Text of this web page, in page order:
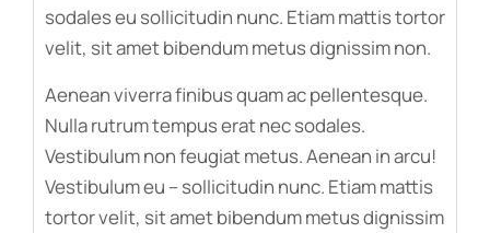
sodales eu sollicitudin nunc. Etiam mattis tortor
velit, sit amet bibendum metus dignissim non.
Aenean viverra finibus quam ac pellentesque.
Nulla rutrum tempus erat nec sodales.
Vestibulum non feugiat metus. Aenean in arcu!
Vestibulum eu – sollicitudin nunc. Etiam mattis
tortor velit, sit amet bibendum metus dignissim